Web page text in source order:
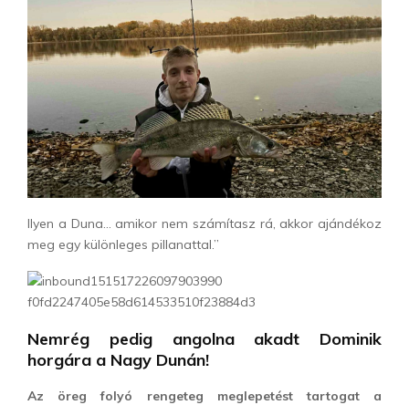
Ilyen a Duna… amikor nem számítasz rá, akkor ajándékoz
meg egy különleges pillanattal.”
Nemrég pedig angolna akadt Dominik
horgára a Nagy Dunán!
Az öreg folyó rengeteg meglepetést tartogat a